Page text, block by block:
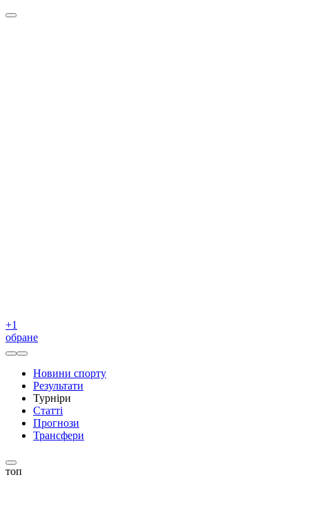
+1
обране
Новини спорту
Результати
Турніри
Статті
Прогнози
Трансфери
топ